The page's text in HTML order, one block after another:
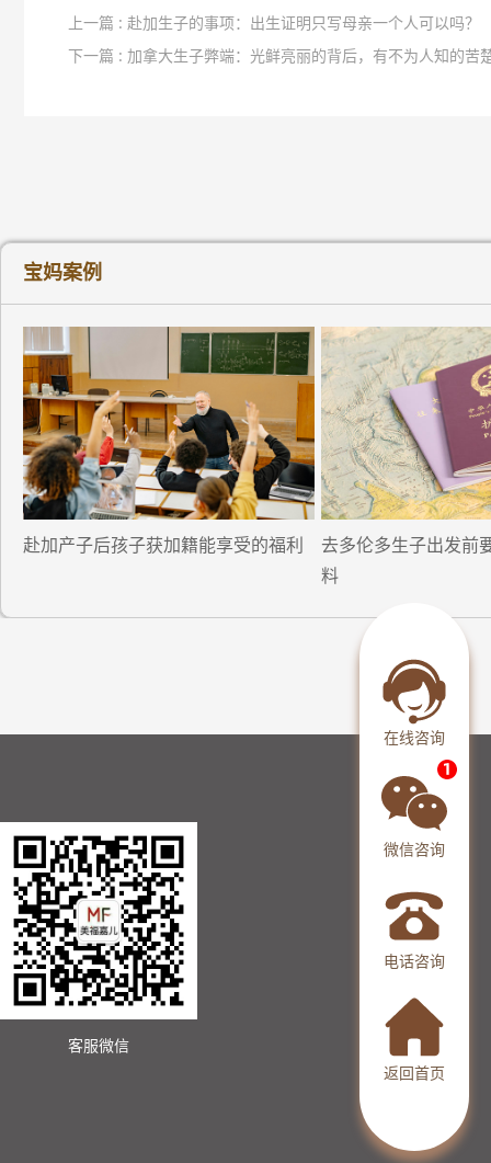
上一篇 : 赴加生子的事项：出生证明只写母亲一个人可以吗？
下一篇 : 加拿大生子弊端：光鲜亮丽的背后，有不为人知的苦
宝妈案例
赴加产子后孩子获加籍能享受的福利
去多伦多生子出发前
料
在线咨询
微信咨询
电话咨询
返回首页
客服微信